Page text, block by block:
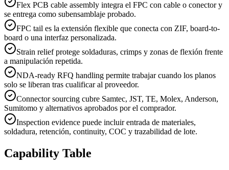
Flex PCB cable assembly integra el FPC con cable o conector y
se entrega como subensamblaje probado.
FPC tail es la extensión flexible que conecta con ZIF, board-to-
board o una interfaz personalizada.
Strain relief protege soldaduras, crimps y zonas de flexión frente
a manipulación repetida.
NDA-ready RFQ handling permite trabajar cuando los planos
solo se liberan tras cualificar al proveedor.
Connector sourcing cubre Samtec, JST, TE, Molex, Anderson,
Sumitomo y alternativos aprobados por el comprador.
Inspection evidence puede incluir entrada de materiales,
soldadura, retención, continuity, COC y trazabilidad de lote.
Capability Table